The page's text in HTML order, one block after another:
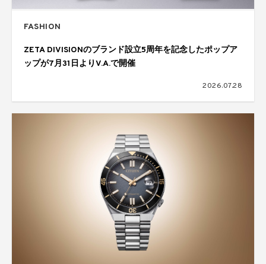
FASHION
ZETA DIVISIONのブランド設立5周年を記念したポップア
ップが7月31日よりV.A.で開催
2026.07.28